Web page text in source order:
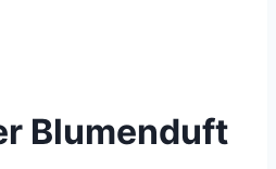
Blumenduft